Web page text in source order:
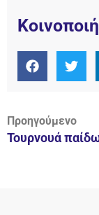
Προηγούμενο